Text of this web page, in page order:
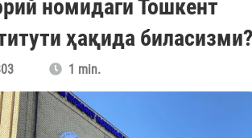
номидаги Тошкент
ҳақида
1 min.